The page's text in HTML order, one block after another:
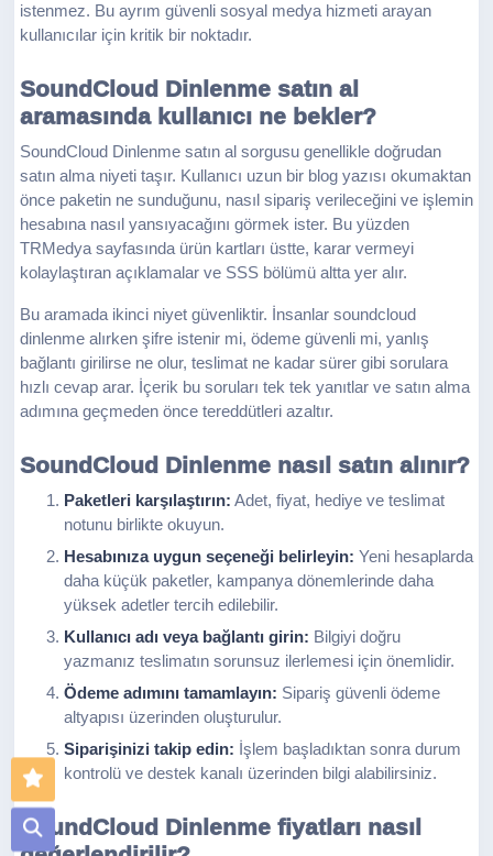
istenmez. Bu ayrım güvenli sosyal medya hizmeti arayan
kullanıcılar için kritik bir noktadır.
SoundCloud Dinlenme satın al
aramasında kullanıcı ne bekler?
SoundCloud Dinlenme satın al sorgusu genellikle doğrudan
satın alma niyeti taşır. Kullanıcı uzun bir blog yazısı okumaktan
önce paketin ne sunduğunu, nasıl sipariş verileceğini ve işlemin
hesabına nasıl yansıyacağını görmek ister. Bu yüzden
TRMedya sayfasında ürün kartları üstte, karar vermeyi
kolaylaştıran açıklamalar ve SSS bölümü altta yer alır.
Bu aramada ikinci niyet güvenliktir. İnsanlar soundcloud
dinlenme alırken şifre istenir mi, ödeme güvenli mi, yanlış
bağlantı girilirse ne olur, teslimat ne kadar sürer gibi sorulara
hızlı cevap arar. İçerik bu soruları tek tek yanıtlar ve satın alma
adımına geçmeden önce tereddütleri azaltır.
SoundCloud Dinlenme nasıl satın alınır?
Paketleri karşılaştırın: Adet, fiyat, hediye ve teslimat
notunu birlikte okuyun.
Hesabınıza uygun seçeneği belirleyin: Yeni hesaplarda
daha küçük paketler, kampanya dönemlerinde daha
yüksek adetler tercih edilebilir.
Kullanıcı adı veya bağlantı girin: Bilgiyi doğru
yazmanız teslimatın sorunsuz ilerlemesi için önemlidir.
Ödeme adımını tamamlayın: Sipariş güvenli ödeme
altyapısı üzerinden oluşturulur.
Siparişinizi takip edin: İşlem başladıktan sonra durum
kontrolü ve destek kanalı üzerinden bilgi alabilirsiniz.
SoundCloud Dinlenme fiyatları nasıl